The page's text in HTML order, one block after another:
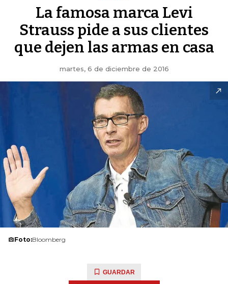
La famosa marca Levi
Strauss pide a sus clientes
que dejen las armas en casa
martes, 6 de diciembre de 2016
Foto:Bloomberg
GUARDAR